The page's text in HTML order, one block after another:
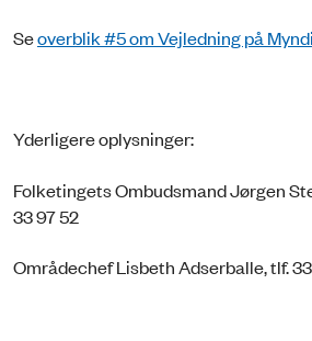
Seoverblik #5 om Vejledning på
Yderligere oplysninger:
Folketingets Ombudsmand Jørgen
33 97 52
Områdechef Lisbeth Adserballe, tlf. 33